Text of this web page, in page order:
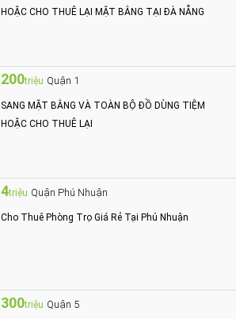
HOẶC CHO THUÊ LẠI MẶT BẰNG TẠI ĐÀ NẴNG
200triệu Quận 1
SANG MẶT BẰNG VÀ TOÀN BỘ ĐỒ DÙNG TIỆM
HOẶC CHO THUÊ LẠI
4triệu Quận Phú Nhuận
Cho Thuê Phòng Trọ Giá Rẻ Tại Phú Nhuận
300triệu Quận 5